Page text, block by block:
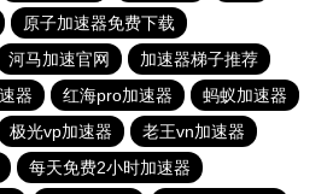
原子加速器免费下载
河马加速官网
加速器梯子推荐
器 红海pro加速器
蚂蚁加速器
极光vp加速器
老王vn加速器
每天免费2小时加速器